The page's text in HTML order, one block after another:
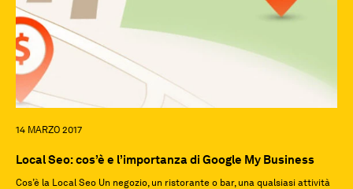
14 MARZO 2017
Local Seo: cos’è e l’importanza di Google My Business
Cos’è la Local Seo Un negozio, un ristorante o bar, una qualsiasi attività